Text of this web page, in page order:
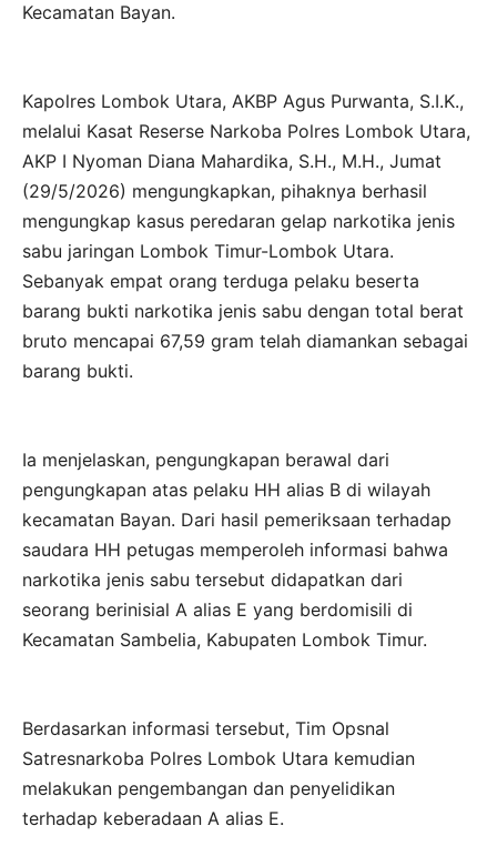
Kecamatan Bayan.
Kapolres Lombok Utara, AKBP Agus Purwanta, S.I.K.,
melalui Kasat Reserse Narkoba Polres Lombok Utara,
AKP I Nyoman Diana Mahardika, S.H., M.H., Jumat
(29/5/2026) mengungkapkan, pihaknya berhasil
mengungkap kasus peredaran gelap narkotika jenis
sabu jaringan Lombok Timur-Lombok Utara.
Sebanyak empat orang terduga pelaku beserta
barang bukti narkotika jenis sabu dengan total berat
bruto mencapai 67,59 gram telah diamankan sebagai
barang bukti.
Ia menjelaskan, pengungkapan berawal dari
pengungkapan atas pelaku HH alias B di wilayah
kecamatan Bayan. Dari hasil pemeriksaan terhadap
saudara HH petugas memperoleh informasi bahwa
narkotika jenis sabu tersebut didapatkan dari
seorang berinisial A alias E yang berdomisili di
Kecamatan Sambelia, Kabupaten Lombok Timur.
Berdasarkan informasi tersebut, Tim Opsnal
Satresnarkoba Polres Lombok Utara kemudian
melakukan pengembangan dan penyelidikan
terhadap keberadaan A alias E.